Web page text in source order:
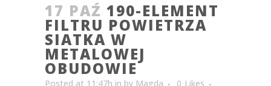
17 PAŹ 190-ELEMENT
FILTRU POWIETRZA
SIATKA W
METALOWEJ
OBUDOWIE
Posted at 11:47h in by Magda 0 Likes